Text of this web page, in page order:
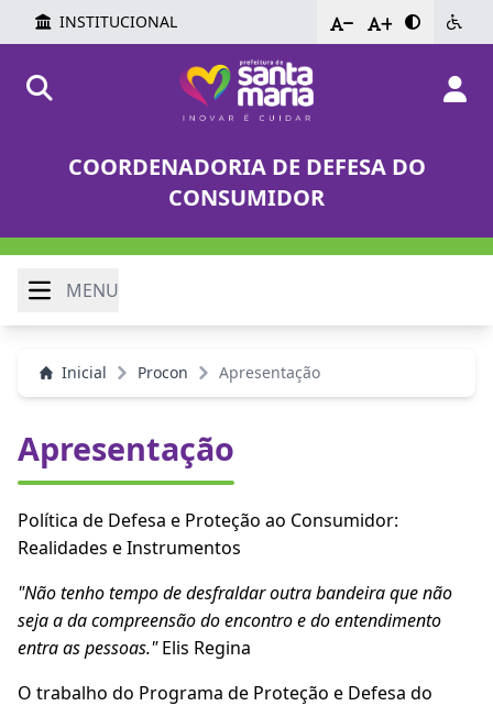
INSTITUCIONAL - +
COORDENADORIA DE DEFESA DO
CONSUMIDOR
MENU
Inicial Procon Apresentação
Apresentação
Política de Defesa e Proteção ao Consumidor:
Realidades e Instrumentos
"Não tenho tempo de desfraldar outra bandeira que não
seja a da compreensão do encontro e do entendimento
entra as pessoas."Elis Regina
O trabalho do Programa de Proteção e Defesa do